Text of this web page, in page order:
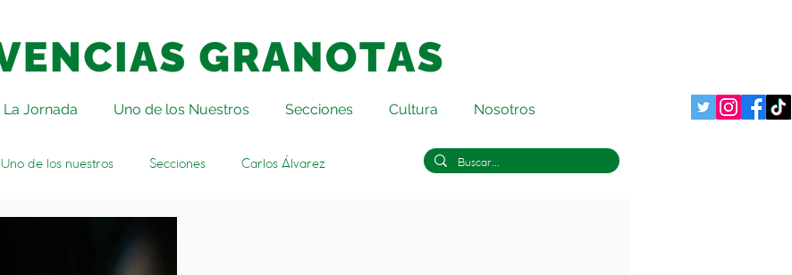
La Jornada Uno de los Nuestros Secciones Cultura Nosotros
Uno de los nuestros Secciones Carlos Álvarez